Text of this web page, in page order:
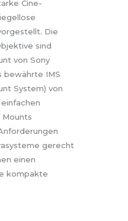
Cine-
Die
sind
von Sony
bewährte IMS
System) von
gerecht
einen
kompakte